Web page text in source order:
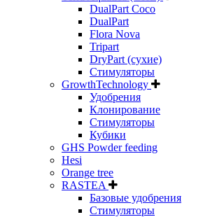
DualPart Coco
DualPart
Flora Nova
Tripart
DryPart (сухие)
Стимуляторы
GrowthTechnology
Удобрения
Клонирование
Стимуляторы
Кубики
GHS Powder feeding
Hesi
Orange tree
RASTEA
Базовые удобрения
Стимуляторы